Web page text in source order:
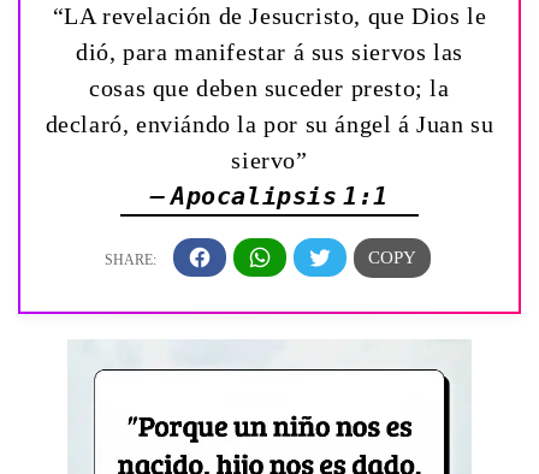
“LA revelación de Jesucristo, que Dios le
dió, para manifestar á sus siervos las
cosas que deben suceder presto; la
declaró, enviándo la por su ángel á Juan su
siervo”
— Apocalipsis 1:1